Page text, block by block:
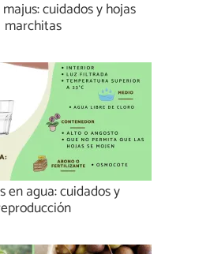
cuidados y hojas
marchitas
en agua: cuidados y